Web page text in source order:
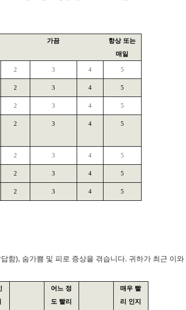
가끔
항상 또는
매일
2 3 4 5
2 3 4 5
2 3 4 5
2 3 4 5
2 3 4 5
2 3 4 5
2 3 4 5
답함), 숨가쁨 및 피로 증상을 겪습니다. 귀하가 최근 이
어느 정
도 빨리
매우 빨
리 인지